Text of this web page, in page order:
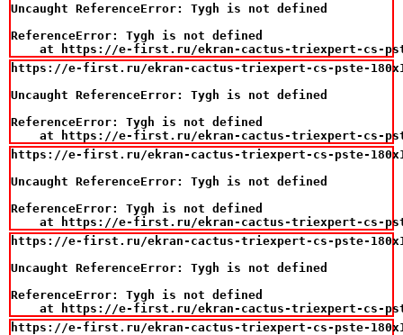
Uncaught ReferenceError: Tygh is not defined
ReferenceError: Tygh is not defined
at https://e-first.ru/ekran-cactus-triexpert-cs-
https://e-first.ru/ekran-cactus-triexpert-cs-pste-
Uncaught ReferenceError: Tygh is not defined
ReferenceError: Tygh is not defined
at https://e-first.ru/ekran-cactus-triexpert-cs-
https://e-first.ru/ekran-cactus-triexpert-cs-pste-
Uncaught ReferenceError: Tygh is not defined
ReferenceError: Tygh is not defined
at https://e-first.ru/ekran-cactus-triexpert-cs-
https://e-first.ru/ekran-cactus-triexpert-cs-pste-
Uncaught ReferenceError: Tygh is not defined
ReferenceError: Tygh is not defined
at https://e-first.ru/ekran-cactus-triexpert-cs-
https://e-first.ru/ekran-cactus-triexpert-cs-pste-